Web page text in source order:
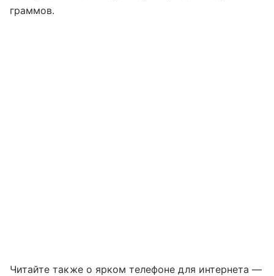
граммов.
Читайте также о ярком телефоне для интернета —